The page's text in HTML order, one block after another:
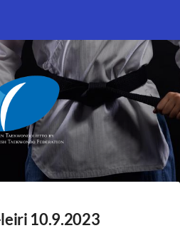
Suomen Taekwondoliitto ry
10.9.2023